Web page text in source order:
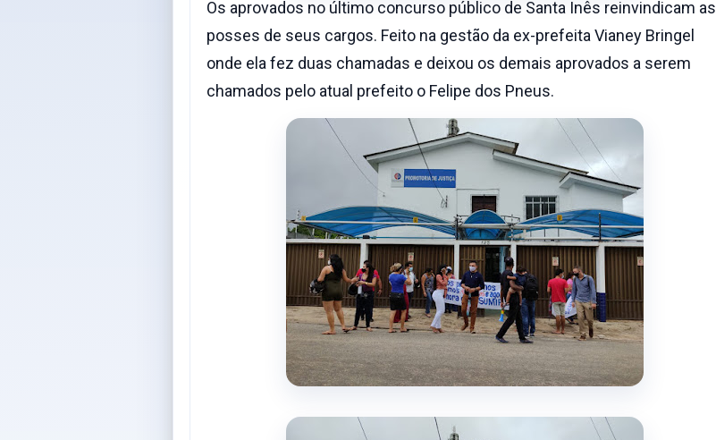
Os aprovados no último concurso público de Santa Inês reinvindicam as
posses de seus cargos. Feito na gestão da ex-prefeita Vianey Bringel
onde ela fez duas chamadas e deixou os demais aprovados a serem
chamados pelo atual prefeito o Felipe dos Pneus.